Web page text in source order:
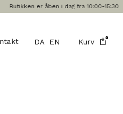
er åben i dag fra 10:00-15:30
DA EN Kurv 0